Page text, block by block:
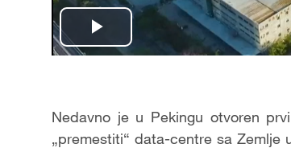
Play
Nedavno je u Pekingu otvoren
„premestiti“ data-centre sa